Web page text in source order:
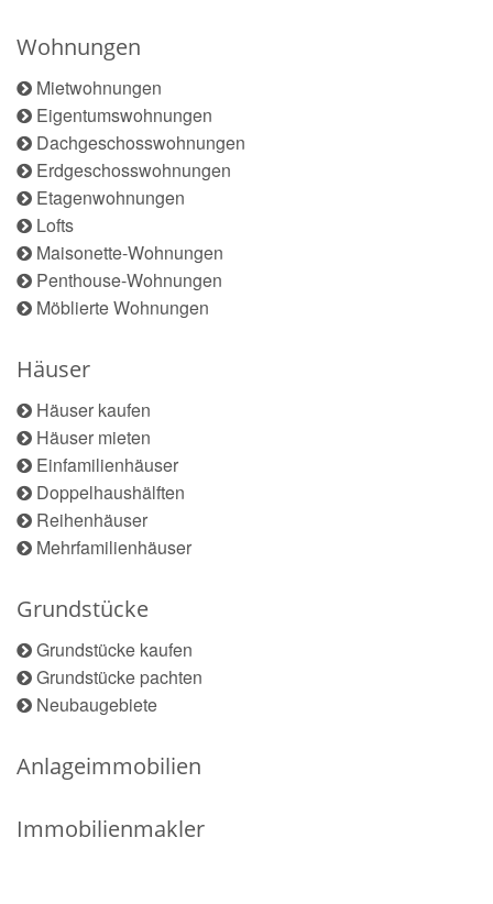
Wohnungen
Mietwohnungen
Eigentumswohnungen
Dachgeschosswohnungen
Erdgeschosswohnungen
Etagenwohnungen
Lofts
Maisonette-Wohnungen
Penthouse-Wohnungen
Möblierte Wohnungen
Häuser
Häuser kaufen
Häuser mieten
Einfamilienhäuser
Doppelhaushälften
Reihenhäuser
Mehrfamilienhäuser
Grundstücke
Grundstücke kaufen
Grundstücke pachten
Neubaugebiete
Anlageimmobilien
Immobilienmakler